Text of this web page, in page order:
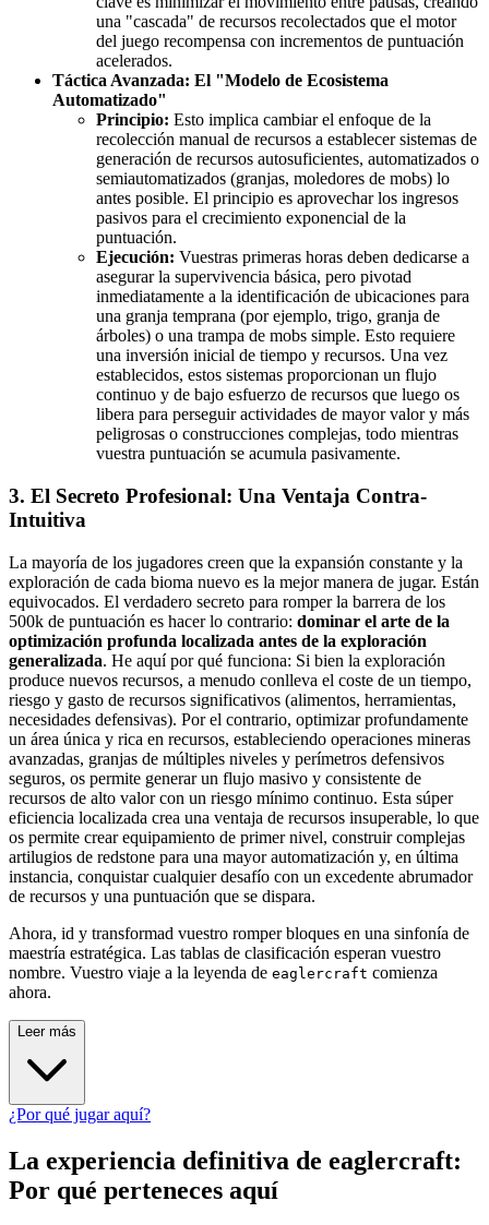
una "cascada" de recursos recolectados que el motor
del juego recompensa con incrementos de puntuación
acelerados.
Táctica Avanzada: El "Modelo de Ecosistema
Automatizado"
Principio: Esto implica cambiar el enfoque de la
recolección manual de recursos a establecer sistemas de
generación de recursos autosuficientes, automatizados o
semiautomatizados (granjas, moledores de mobs) lo
antes posible. El principio es aprovechar los ingresos
pasivos para el crecimiento exponencial de la
puntuación.
Ejecución: Vuestras primeras horas deben dedicarse a
asegurar la supervivencia básica, pero pivotad
inmediatamente a la identificación de ubicaciones para
una granja temprana (por ejemplo, trigo, granja de
árboles) o una trampa de mobs simple. Esto requiere
una inversión inicial de tiempo y recursos. Una vez
establecidos, estos sistemas proporcionan un flujo
continuo y de bajo esfuerzo de recursos que luego os
libera para perseguir actividades de mayor valor y más
peligrosas o construcciones complejas, todo mientras
vuestra puntuación se acumula pasivamente.
3. El Secreto Profesional: Una Ventaja Contra-
Intuitiva
La mayoría de los jugadores creen que la expansión constante y la
exploración de cada bioma nuevo es la mejor manera de jugar. Están
equivocados. El verdadero secreto para romper la barrera de los
500k de puntuación es hacer lo contrario: dominar el arte de la
optimización profunda localizada antes de la exploración
generalizada. He aquí por qué funciona: Si bien la exploración
produce nuevos recursos, a menudo conlleva el coste de un tiempo,
riesgo y gasto de recursos significativos (alimentos, herramientas,
necesidades defensivas). Por el contrario, optimizar profundamente
un área única y rica en recursos, estableciendo operaciones mineras
avanzadas, granjas de múltiples niveles y perímetros defensivos
seguros, os permite generar un flujo masivo y consistente de
recursos de alto valor con un riesgo mínimo continuo. Esta súper
eficiencia localizada crea una ventaja de recursos insuperable, lo que
os permite crear equipamiento de primer nivel, construir complejas
artilugios de redstone para una mayor automatización y, en última
instancia, conquistar cualquier desafío con un excedente abrumador
de recursos y una puntuación que se dispara.
Ahora, id y transformad vuestro romper bloques en una sinfonía de
maestría estratégica. Las tablas de clasificación esperan vuestro
nombre. Vuestro viaje a la leyenda de eaglercraft comienza
ahora.
Leer más
¿Por qué jugar aquí?
La experiencia definitiva de eaglercraft:
Por qué perteneces aquí